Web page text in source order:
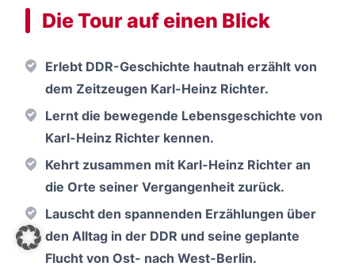
die Orte seiner Vergangenheit zurück.
den Alltag in der DDR und seine geplante
Flucht von Ost- nach West-Berlin.
Erfahrt mehr über seine Haftbedingungen im
Stasi-Gefängnis Berlin und über die Stasi-
Verhörmethoden.
Preise